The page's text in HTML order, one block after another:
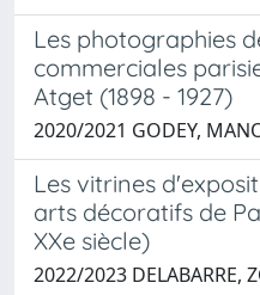
Les photographies
commerciales
Atget (1898 - 1927)
2020/2021 GODEY,
Les vitrines
arts décoratifs de
XXe siècle)
2022/2023 DELABARRE,